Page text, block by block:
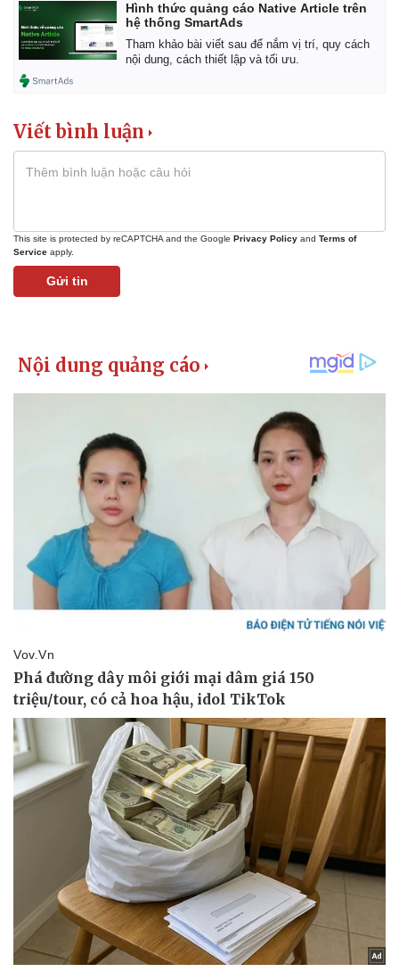
Bất động sản
Khởi nghiệp
Thị trường
Giá vàng
Tiêu dùng
Tỷ giá
Giá cà phê
Hình thức quảng cáo Native Article trên
hệ thống SmartAds
Tham khảo bài viết sau để nắm vị trí, quy cách
nội dung, cách thiết lập và tối ưu.
Viết bình luận
This site is protected by reCAPTCHA and the Google Privacy Policy and Terms of
Service apply.
Gửi tin